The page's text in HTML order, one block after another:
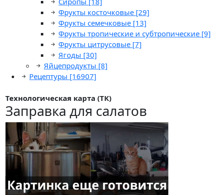
Фрукты косточковые [29]
Фрукты семечковые [13]
Фрукты тропические и субтропические [9]
Фрукты цитрусовые [7]
Ягоды [30]
Яйцепродукты [8]
Рецептуры [16907]
Технологическая карта (ТК)
Заправка для салатов